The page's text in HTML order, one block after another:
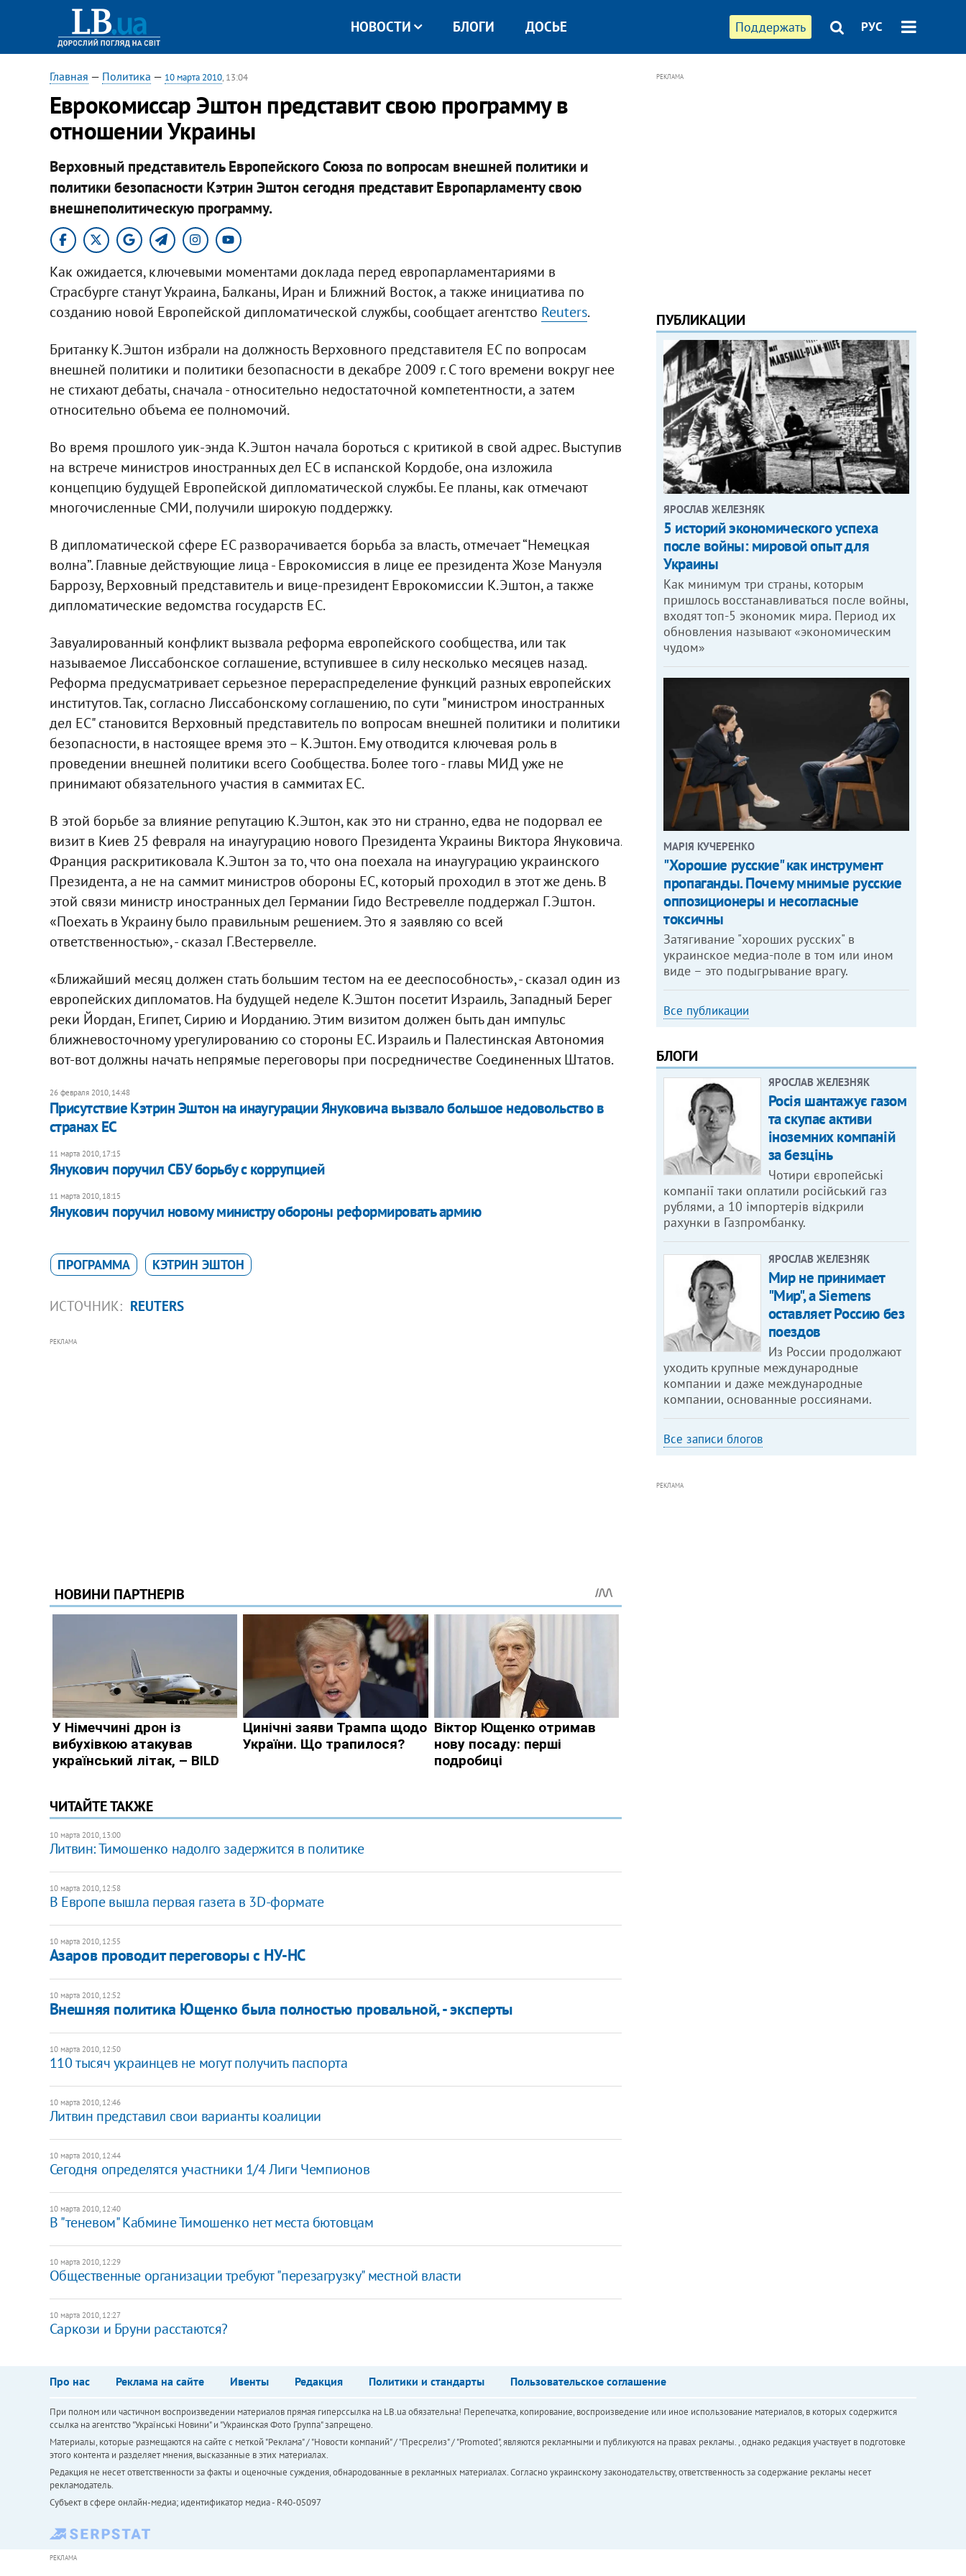
Поддержать РУС
НОВОСТИ БЛОГИ ДОСЬЕ
Главная — Политика — 10 марта 2010, 13:04
Еврокомиссар Эштон представит свою программу в
отношении Украины
Верховный представитель Европейского Союза по вопросам внешней политики и
политики безопасности Кэтрин Эштон сегодня представит Европарламенту свою
внешнеполитическую программу.
Как ожидается, ключевыми моментами доклада перед европарламентариями в
Страсбурге станут Украина, Балканы, Иран и Ближний Восток, а также инициатива по
созданию новой Европейской дипломатической службы, сообщает агентство Reuters.
Британку К.Эштон избрали на должность Верховного представителя ЕС по вопросам
внешней политики и политики безопасности в декабре 2009 г. С того времени вокруг нее
не стихают дебаты, сначала - относительно недостаточной компетентности, а затем
относительно объема ее полномочий.
Во время прошлого уик-энда К.Эштон начала бороться с критикой в свой адрес. Выступив
на встрече министров иностранных дел ЕС в испанской Кордобе, она изложила
концепцию будущей Европейской дипломатической службы. Ее планы, как отмечают
многочисленные СМИ, получили широкую поддержку.
В дипломатической сфере ЕС разворачивается борьба за власть, отмечает “Немецкая
волна”. Главные действующие лица - Еврокомиссия в лице ее президента Жозе Мануэля
Баррозу, Верховный представитель и вице-президент Еврокомиссии К.Эштон, а также
дипломатические ведомства государств ЕС.
Завуалированный конфликт вызвала реформа европейского сообщества, или так
называемое Лиссабонское соглашение, вступившее в силу несколько месяцев назад.
Реформа предусматривает серьезное перераспределение функций разных европейских
институтов. Так, согласно Лиссабонскому соглашению, по сути "министром иностранных
дел ЕС" становится Верховный представитель по вопросам внешней политики и политики
безопасности, в настоящее время это – К.Эштон. Ему отводится ключевая роль в
проведении внешней политики всего Сообщества. Более того - главы МИД уже не
принимают обязательного участия в саммитах ЕС.
В этой борьбе за влияние репутацию К.Эштон, как это ни странно, едва не подорвал ее
визит в Киев 25 февраля на инаугурацию нового Президента Украины Виктора Януковича.
Франция раскритиковала К.Эштон за то, что она поехала на инаугурацию украинского
Президента, а не на саммит министров обороны ЕС, который проходил в этот же день. В
этой связи министр иностранных дел Германии Гидо Вестревелле поддержал Г.Эштон.
«Поехать в Украину было правильным решением. Это я заявляю со всей
ответственностью», - сказал Г.Вестервелле.
«Ближайший месяц должен стать большим тестом на ее дееспособность», - сказал один из
европейских дипломатов. На будущей неделе К.Эштон посетит Израиль, Западный Берег
реки Йордан, Египет, Сирию и Иорданию. Этим визитом должен быть дан импульс
ближневосточному урегулированию со стороны ЕС. Израиль и Палестинская Автономия
вот-вот должны начать непрямые переговоры при посредничестве Соединенных Штатов.
26 февраля 2010, 14:48
Присутствие Кэтрин Эштон на инаугурации Януковича вызвало большое недовольство в
странах ЕС
11 марта 2010, 17:15
Янукович поручил СБУ борьбу с коррупцией
11 марта 2010, 18:15
Янукович поручил новому министру обороны реформировать армию
ПРОГРАММА КЭТРИН ЭШТОН
ИСТОЧНИК: REUTERS
РЕКЛАМА
ЧИТАЙТЕ ТАКЖЕ
10 марта 2010, 13:00
Литвин: Тимошенко надолго задержится в политике
10 марта 2010, 12:58
В Европе вышла первая газета в 3D-формате
10 марта 2010, 12:55
Азаров проводит переговоры с НУ-НС
10 марта 2010, 12:52
Внешняя политика Ющенко была полностью провальной, - эксперты
10 марта 2010, 12:50
110 тысяч украинцев не могут получить паспорта
10 марта 2010, 12:46
Литвин представил свои варианты коалиции
10 марта 2010, 12:44
Сегодня определятся участники 1/4 Лиги Чемпионов
10 марта 2010, 12:40
В "теневом" Кабмине Тимошенко нет места бютовцам
10 марта 2010, 12:29
Общественные организации требуют "перезагрузку" местной власти
10 марта 2010, 12:27
Саркози и Бруни расстаются?
РЕКЛАМА
ПУБЛИКАЦИИ
ЯРОСЛАВ ЖЕЛЕЗНЯК
5 историй экономического успеха
после войны: мировой опыт для
Украины
Как минимум три страны, которым
пришлось восстанавливаться после войны,
входят топ-5 экономик мира. Период их
обновления называют «экономическим
чудом»
МАРІЯ КУЧЕРЕНКО
"Хорошие русские" как инструмент
пропаганды. Почему мнимые русские
оппозиционеры и несогласные
токсичны
Затягивание "хороших русских" в
украинское медиа-поле в том или ином
виде – это подыгрывание врагу.
Все публикации
БЛОГИ
ЯРОСЛАВ ЖЕЛЕЗНЯК
Росія шантажує газом
та скупає активи
іноземних компаній
за безцінь
Чотири європейські
компанії таки оплатили російський газ
рублями, а 10 імпортерів відкрили
рахунки в Газпромбанку.
ЯРОСЛАВ ЖЕЛЕЗНЯК
Мир не принимает
"Мир", а Siemens
оставляет Россию без
поездов
Из России продолжают
уходить крупные международные
компании и даже международные
компании, основанные россиянами.
Все записи блогов
РЕКЛАМА
Про нас Реклама на сайте Ивенты Редакция Политики и стандарты Пользовательское соглашение
При полном или частичном воспроизведении материалов прямая гиперссылка на LB.ua обязательна! Перепечатка, копирование, воспроизведение или иное использование материалов, в которых содержится
ссылка на агентство "Українськi Новини" и "Украинская Фото Группа" запрещено.
Материалы, которые размещаются на сайте с меткой "Реклама" / "Новости компаний" / "Пресрелиз" / "Promoted", являются рекламными и публикуются на правах рекламы. , однако редакция участвует в подготовке
этого контента и разделяет мнения, высказанные в этих материалах.
Редакция не несет ответственности за факты и оценочные суждения, обнародованные в рекламных материалах. Согласно украинскому законодательству, ответственность за содержание рекламы несет
рекламодатель.
Субъект в сфере онлайн-медиа; идентификатор медиа - R40-05097
РЕКЛАМА